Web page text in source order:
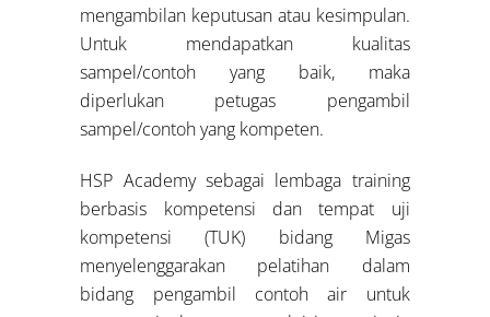
mengambilan keputusan atau kesimpulan.
Untuk mendapatkan kualitas
sampel/contoh yang baik, maka
diperlukan petugas pengambil
sampel/contoh yang kompeten.
HSP Academy sebagai lembaga training
berbasis kompetensi dan tempat uji
kompetensi (TUK) bidang Migas
menyelenggarakan pelatihan dalam
bidang pengambil contoh air untuk